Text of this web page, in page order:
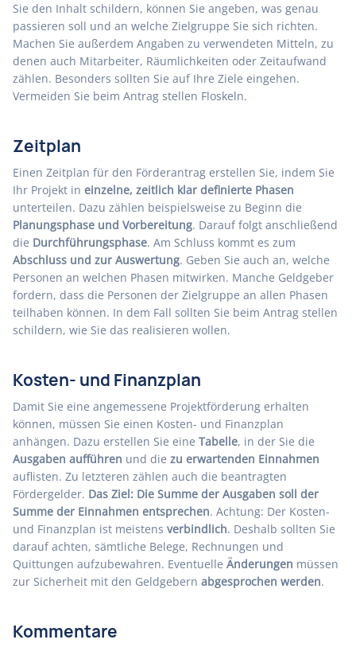
Sie den Inhalt schildern, können Sie angeben, was genau
passieren soll und an welche Zielgruppe Sie sich richten.
Machen Sie außerdem Angaben zu verwendeten Mitteln, zu
denen auch Mitarbeiter, Räumlichkeiten oder Zeitaufwand
zählen. Besonders sollten Sie auf Ihre Ziele eingehen.
Vermeiden Sie beim Antrag stellen Floskeln.
Zeitplan
Einen Zeitplan für den Förderantrag erstellen Sie, indem Sie
Ihr Projekt in einzelne, zeitlich klar definierte Phasen
unterteilen. Dazu zählen beispielsweise zu Beginn die
Planungsphase und Vorbereitung. Darauf folgt anschließend
die Durchführungsphase. Am Schluss kommt es zum
Abschluss und zur Auswertung. Geben Sie auch an, welche
Personen an welchen Phasen mitwirken. Manche Geldgeber
fordern, dass die Personen der Zielgruppe an allen Phasen
teilhaben können. In dem Fall sollten Sie beim Antrag stellen
schildern, wie Sie das realisieren wollen.
Kosten- und Finanzplan
Damit Sie eine angemessene Projektförderung erhalten
können, müssen Sie einen Kosten- und Finanzplan
anhängen. Dazu erstellen Sie eine Tabelle, in der Sie die
Ausgaben aufführen und die zu erwartenden Einnahmen
auflisten. Zu letzteren zählen auch die beantragten
Fördergelder. Das Ziel: Die Summe der Ausgaben soll der
Summe der Einnahmen entsprechen. Achtung: Der Kosten-
und Finanzplan ist meistens verbindlich. Deshalb sollten Sie
darauf achten, sämtliche Belege, Rechnungen und
Quittungen aufzubewahren. Eventuelle Änderungen müssen
zur Sicherheit mit den Geldgebern abgesprochen werden.
Kommentare